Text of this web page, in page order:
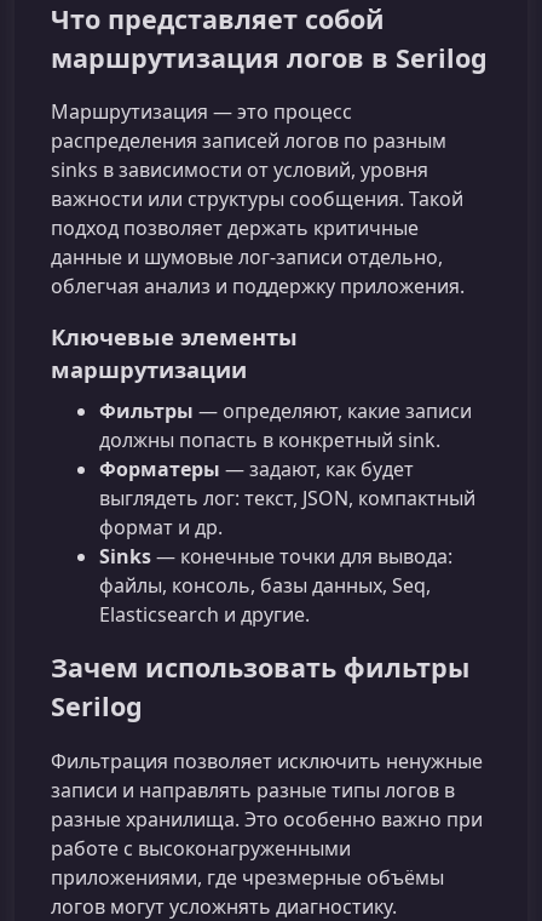
Что представляет собой
маршрутизация логов в Serilog
Маршрутизация — это процесс
распределения записей логов по разным
sinks в зависимости от условий, уровня
важности или структуры сообщения. Такой
подход позволяет держать критичные
данные и шумовые лог-записи отдельно,
облегчая анализ и поддержку приложения.
Ключевые элементы
маршрутизации
Фильтры — определяют, какие записи
должны попасть в конкретный sink.
Форматеры — задают, как будет
выглядеть лог: текст, JSON, компактный
формат и др.
Sinks— конечные точки для вывода:
файлы, консоль, базы данных, Seq,
Elasticsearch и другие.
Зачем использовать фильтры
Serilog
Фильтрация позволяет исключить ненужные
записи и направлять разные типы логов в
разные хранилища. Это особенно важно при
работе с высоконагруженными
приложениями, где чрезмерные объёмы
логов могут усложнять диагностику.